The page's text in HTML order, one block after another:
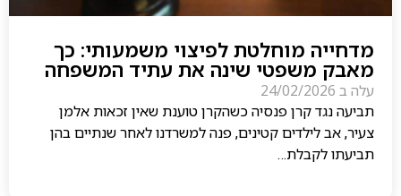
מדחייה מוחלטת לפיצוי משמעותי: כך
מאבק משפטי שינה את עתיד המשפחה
עלה ב 24/02/2026
תביעה נגד קרן פנסיה כשהקרן טוענת שאין זכאות אלמן
צעיר, אב לילדים קטינים, פנה למשרדנו לאחר שנתיים בהן
תביעתו לקבלת…